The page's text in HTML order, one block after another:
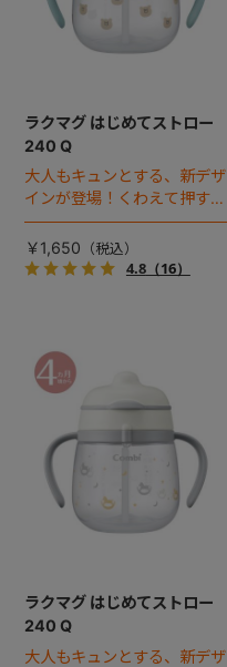
ラクマグ はじめてストロー
240 Q
大人もキュンとする、新デザ
インが登場！くわえて押すだ
けで飲み物が出る、ストロー
飲みにチャレンジ！
￥1,650
4.8（16）
ラクマグ はじめてストロー
240 Q
大人もキュンとする、新デザ